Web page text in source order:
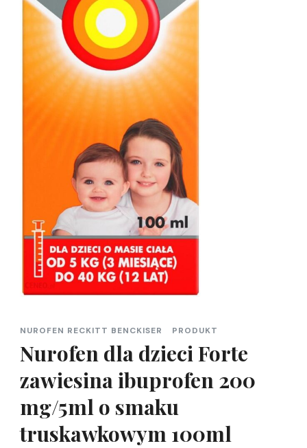
NUROFEN RECKITT BENCKISER PRODUKT
Nurofen dla dzieci Forte
zawiesina ibuprofen 200
mg/5ml o smaku
truskawkowym 100ml